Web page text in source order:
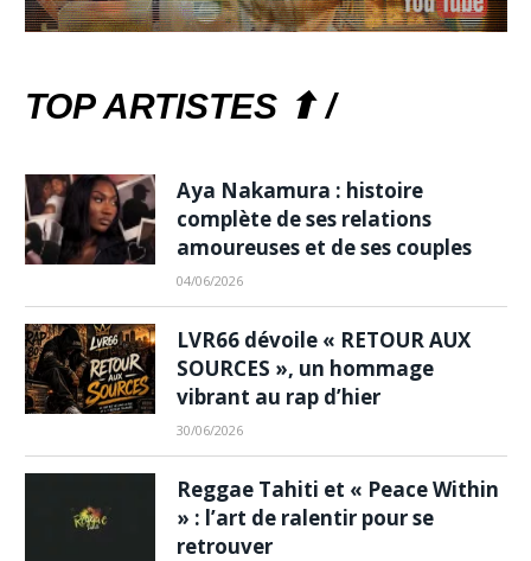
TOP ARTISTES ⬆ /
Aya Nakamura : histoire
complète de ses relations
amoureuses et de ses couples
04/06/2026
LVR66 dévoile « RETOUR AUX
SOURCES », un hommage
vibrant au rap d’hier
30/06/2026
Reggae Tahiti et « Peace Within
» : l’art de ralentir pour se
retrouver